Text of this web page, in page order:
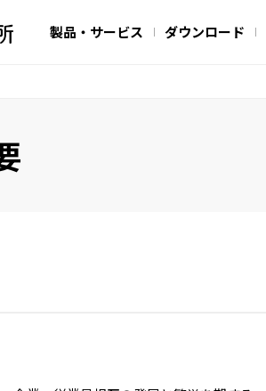
製品・サービス ダウンロード